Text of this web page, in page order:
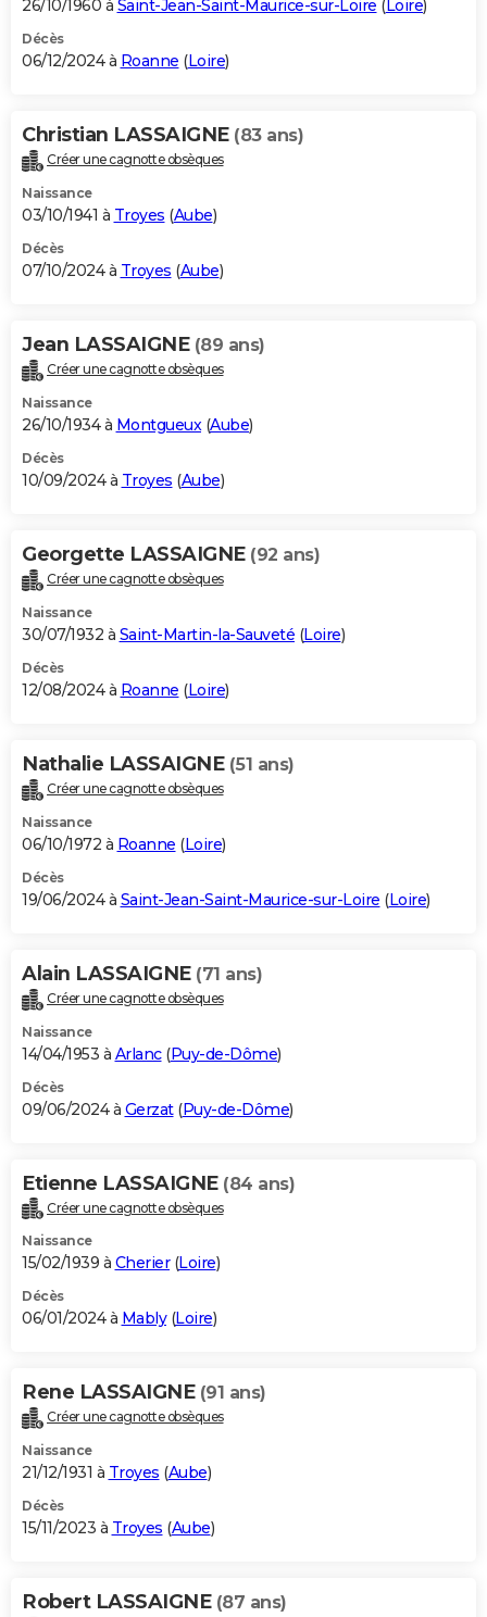
26/10/1960 à Saint-Jean-Saint-Maurice-sur-Loire ( Loire)
Décès
06/12/2024 à Roanne (Loire)
Christian LASSAIGNE (83 ans)
Créer une cagnotte obsèques
Naissance
03/10/1941 à Troyes (Aube)
Décès
07/10/2024 à Troyes (Aube)
Jean LASSAIGNE (89 ans)
Créer une cagnotte obsèques
Naissance
26/10/1934 à Montgueux(Aube)
Décès
10/09/2024 à Troyes (Aube)
Georgette LASSAIGNE (92 ans)
Créer une cagnotte obsèques
Naissance
30/07/1932 à Saint-Martin-la-Sauveté (Loire)
Décès
12/08/2024 à Roanne (Loire)
Nathalie LASSAIGNE (51 ans)
Créer une cagnotte obsèques
Naissance
06/10/1972 à Roanne (Loire)
Décès
19/06/2024 à Saint-Jean-Saint-Maurice-sur-Loire (Loire)
Alain LASSAIGNE (71 ans)
Créer une cagnotte obsèques
Naissance
14/04/1953 à Arlanc(Puy-de-Dôme)
Décès
09/06/2024 à Gerzat(Puy-de-Dôme)
Etienne LASSAIGNE (84 ans)
Créer une cagnotte obsèques
Naissance
15/02/1939 à Cherier(Loire)
Décès
06/01/2024 à Mably(Loire)
Rene LASSAIGNE (91 ans)
Créer une cagnotte obsèques
Naissance
21/12/1931 à Troyes (Aube)
Décès
15/11/2023 à Troyes (Aube)
Robert LASSAIGNE (87 ans)